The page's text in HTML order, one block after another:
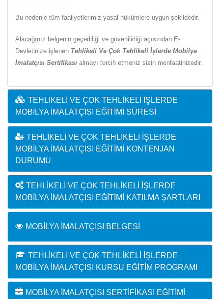
Bu nedenle tüm faaliyetlerimiz yasal hükümlere uygun şekildedir.
Alacağınız belgenin geçerliliği ve güvenilirliği açısından E-
Devletinize işlenen Tehlikeli Ve Çok Tehlikeli İşlerde Mobilya
İmalatçısı Sertifikası almayı tercih etmeniz sizin menfaatinizedir.
TEHLIKELI VE ÇOK TEHLIKELI İŞLERDE
MOBILYA İMALATÇISI EĞITIMI SÜRESI
TEHLIKELI VE ÇOK TEHLIKELI İŞLERDE
MOBILYA İMALATÇISI EĞITIMI KONTENJAN
DURUMU
TEHLIKELI VE ÇOK TEHLIKELI İŞLERDE
MOBILYA İMALATÇISI EĞITIMI KATILMA ŞARTLARI
MOBILYA İMALATÇISI BELGESI
TEHLIKELI VE ÇOK TEHLIKELI İŞLERDE
MOBILYA İMALATÇISI KURSU EĞITIM PROGRAMI
MOBILYA İMALATÇISI SERTIFIKASI EĞITIMI